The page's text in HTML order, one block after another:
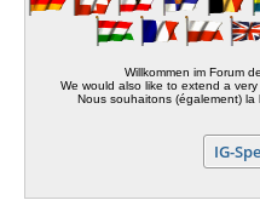
Willkommen im Forum
We would also like to extend a
Nous souhaitons (également)
IG-